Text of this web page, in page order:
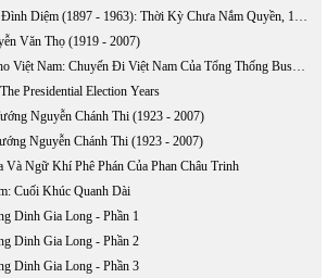
Jean Baptiste Ngô Đình Diệm (1897 - 1963): Thời Kỳ Chưa Nắm Quyền, 1897-1954 (Phần 2)
Văn Thọ (1919 - 2007)
Mùa Xuân Mới Cho Việt Nam: Chuyến Đi Việt Nam Của Tổng Thống Bush, 17 - 20/11/2006
Presidential Election Years
Nguyễn Chánh Thi (1923 - 2007)
Nguyễn Chánh Thi (1923 - 2007)
Và Ngữ Khí Phê Phán Của Phan Châu Trinh
Cuối Khúc Quanh Dài
Dinh Gia Long - Phần 1
Dinh Gia Long - Phần 2
Dinh Gia Long - Phần 3